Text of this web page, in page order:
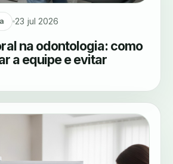
23 jul 2026
na odontologia: como
a equipe e evitar